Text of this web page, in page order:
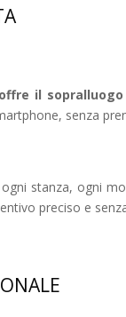
il
senza
stanza, ogni
preciso e